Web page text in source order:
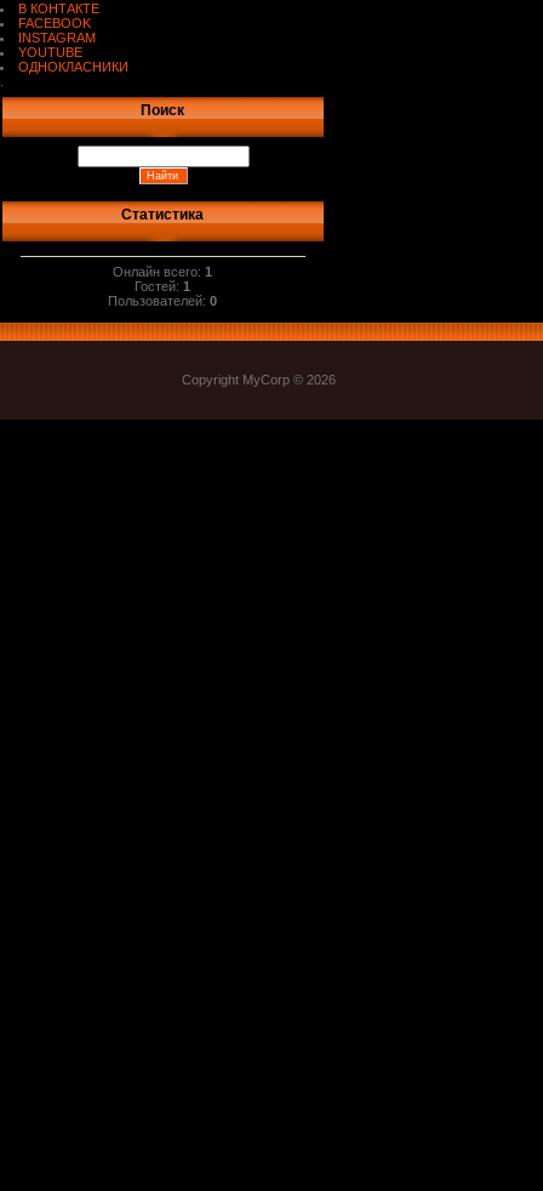
В КОНТАКТЕ
FACEBOOK
INSTAGRAM
YOUTUBE
ОДНОКЛАСНИКИ
Поиск
Статистика
Онлайн всего:1
Гостей:1
Пользователей:0
Copyright MyCorp © 2026